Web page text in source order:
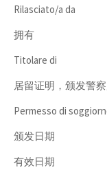
Rilasciato/a da
拥有
Titolare di
居留证明，颁发警
Permesso di
颁发日期
有效日期